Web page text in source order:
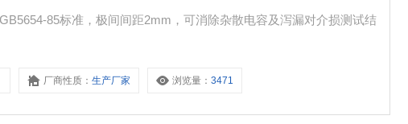
85标准，极间间距2mm，可消除杂散电容及泻漏对介损测试结
厂商性质：生产厂家 浏览量：3471